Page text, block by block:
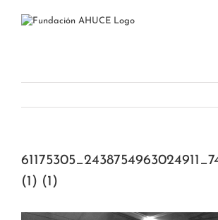
(1) (1)